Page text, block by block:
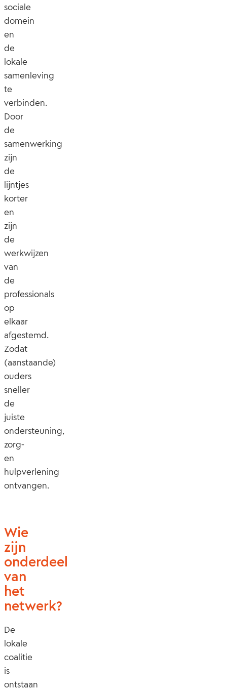
sociale
domein
en
de
lokale
samenleving
te
verbinden.
Door
de
samenwerking
zijn
de
lijntjes
korter
en
zijn
de
werkwijzen
van
de
professionals
op
elkaar
afgestemd.
Zodat
(aanstaande)
ouders
sneller
de
juiste
ondersteuning,
zorg-
en
hulpverlening
ontvangen.
Wie
zijn
onderdeel
van
het
netwerk?
De
lokale
coalitie
is
ontstaan